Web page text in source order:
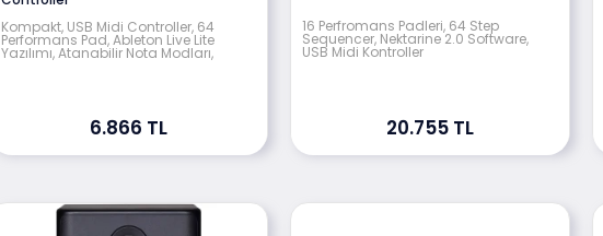
Kompakt, USB Midi Controller, 64
Performans Pad, Ableton Live Lite
Yazılımı, Atanabilir Nota Modları,
6.866 TL
16 Perfromans Padleri, 64 Step
Sequencer, Nektarine 2.0 Software,
USB Midi Kontroller
20.755 TL